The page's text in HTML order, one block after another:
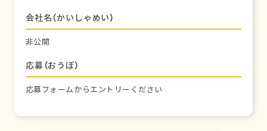
会社名（かいしゃめい）
非公開
応募（おうぼ）
応募フォームからエントリーください